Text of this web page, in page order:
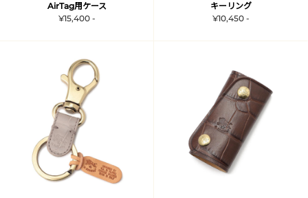
AirTag用ケース
¥15,400 -
キーリング
¥10,450 -